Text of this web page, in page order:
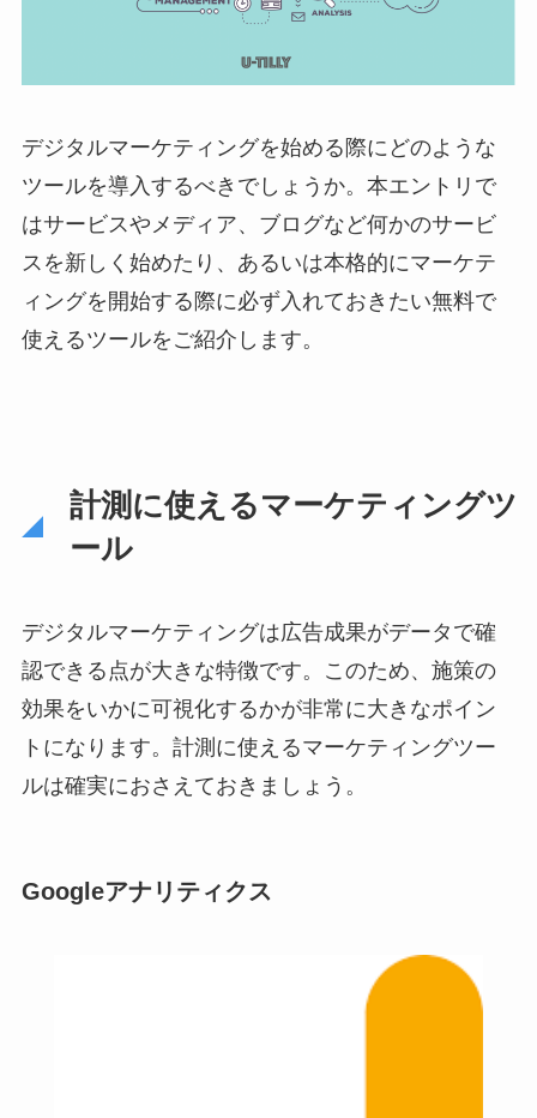
デジタルマーケティングを始める際にどのような
ツールを導入するべきでしょうか。本エントリで
はサービスやメディア、ブログなど何かのサービ
スを新しく始めたり、あるいは本格的にマーケテ
ィングを開始する際に必ず入れておきたい無料で
使えるツールをご紹介します。
計測に使えるマーケティングツ
ール
デジタルマーケティングは広告成果がデータで確
認できる点が大きな特徴です。このため、施策の
効果をいかに可視化するかが非常に大きなポイン
トになります。計測に使えるマーケティングツー
ルは確実におさえておきましょう。
Googleアナリティクス